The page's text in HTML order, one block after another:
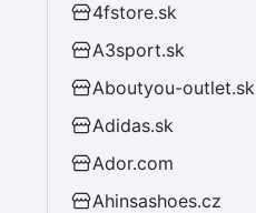
4fstore.sk
A3sport.sk
Aboutyou-outlet.sk
Adidas.sk
Ador.com
Ahinsashoes.cz